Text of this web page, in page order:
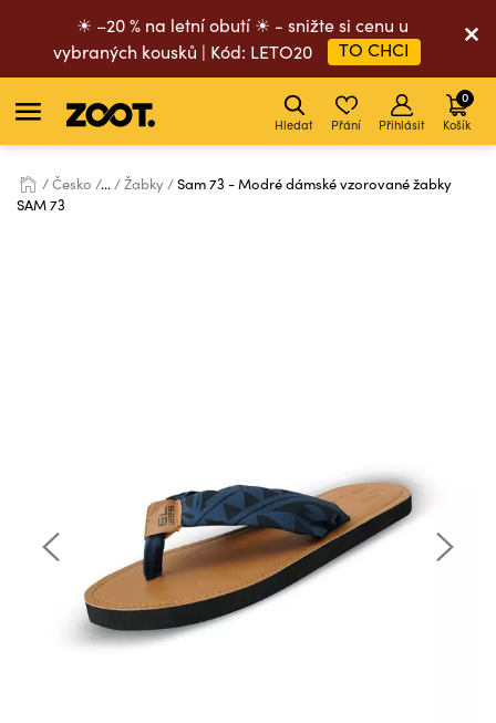
☀ –20 % na letní obutí ☀ - snižte si cenu u
vybraných kousků | Kód: LETO20
TO CHCI
Hledat Přání Přihlásit Košík
0
Česko ... Žabky
Sam 73 - Modré dámské vzorované žabky
SAM 73